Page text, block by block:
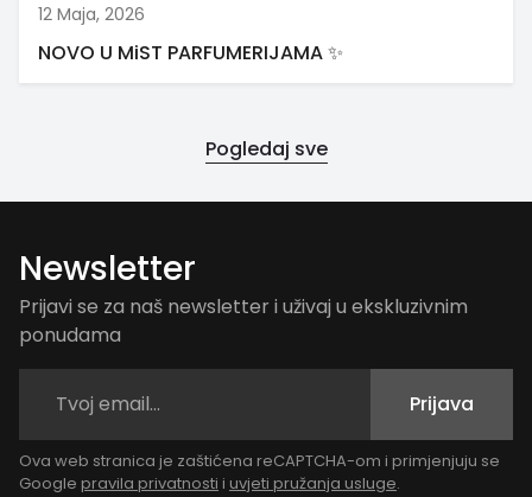
12 Maja, 2026
NOVO U MiST PARFUMERIJAMA ✨
Pogledaj sve
Newsletter
Prijavi se za naš newsletter i uživaj u ekskluzivnim
ponudama
Prijava
Ova web stranica je zaštićena reCAPTCHA-om i primjenjuju se
Google pravila privatnosti i uvjeti pružanja usluge.